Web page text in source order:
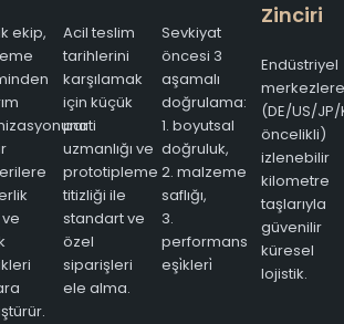
ekip,
Acil teslim
tarihlerini
karşılamak
için küçük
parti
uzmanlığı ve
prototipleme
titizliği ile
standart ve
özel
siparişleri
ele alma.
Sevkiyat
öncesi 3
aşamalı
doğrulama:
1. boyutsal
doğruluk,
2. malzeme
saflığı,
3.
performans
eşi̇kleri̇
Zinciri
Endüstriyel
merkezlere
(DE/US/JP/
öncelikli)
izlenebilir
kilometre
taşlarıyla
güvenilir
küresel
lojistik.